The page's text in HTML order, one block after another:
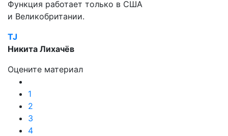
Функция работает только в США
и Великобритании.
TJ
Никита Лихачёв
Оцените материал
1
2
3
4